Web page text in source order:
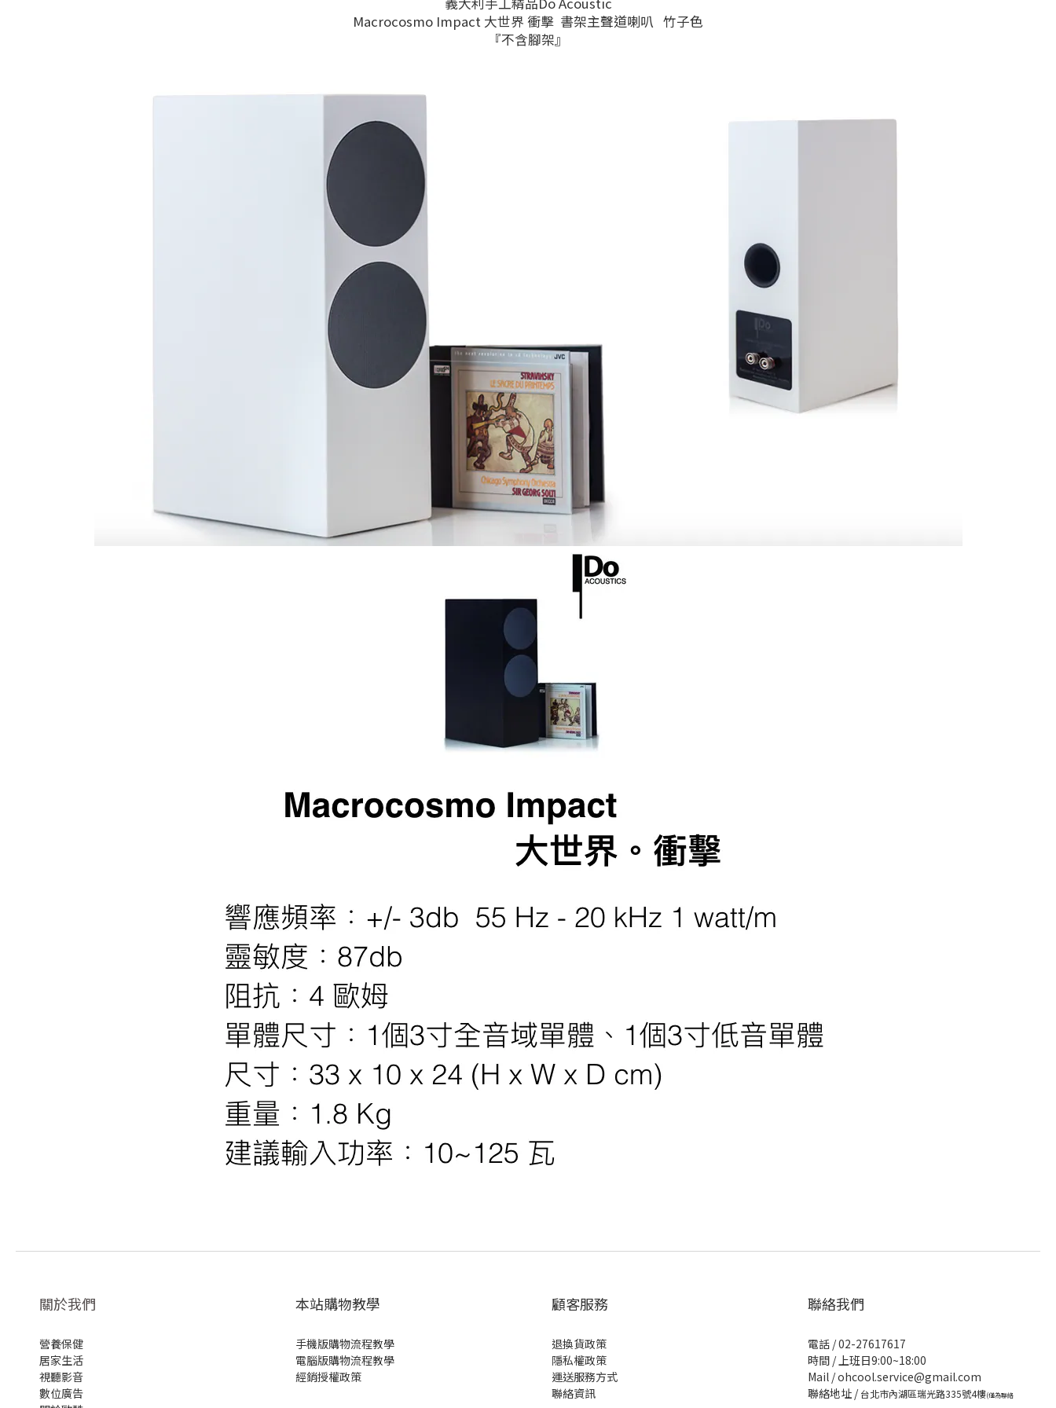
Macrocosmo Impact 大世界 衝擊 書架主聲道喇叭 竹子色
『不含腳架』
關於我們
營養保健
居家生活
視聽影音
數位廣告
本站購物教學
手機版購物流程教學
電腦版購物流程教學
經銷授權政策
顧客服務
退換貨政策
隱私權政策
運送服務方式
聯絡資訊
聯絡我們
電話 / 02-27617617
時間 / 上班日9:00~18:00
Mail / ohcool.service@gmail.com
聯絡地址 /台北市內湖區瑞光路335號4樓(僅為聯絡